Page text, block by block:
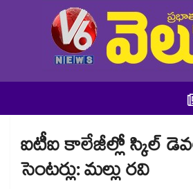
ఐటీఐ కాలేజీల్లో స్కిల్
సెంటర్లు: మల్లు రవి